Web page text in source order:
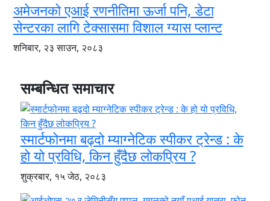
अमेजनको एआई रणनीतिमा ऊर्जा पनि, डेटा
सेन्टरका लागि टेक्सासमा विशाल ग्यास प्लान्ट
शनिबार, २३ साउन, २०८३
सम्बन्धित समाचार
स्मार्टफोनमा बढ्दो म्याग्नेटिक स्पीकर ट्रेन्ड : के
हो यो प्रविधि, किन हुँदैछ लोकप्रिय ?
शुक्रबार, १५ जेठ, २०८३